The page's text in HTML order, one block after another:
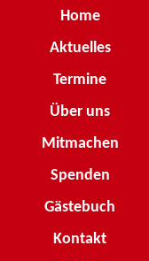
Home
Aktuelles
Termine
Über uns
Mitmachen
Spenden
Gästebuch
Kontakt